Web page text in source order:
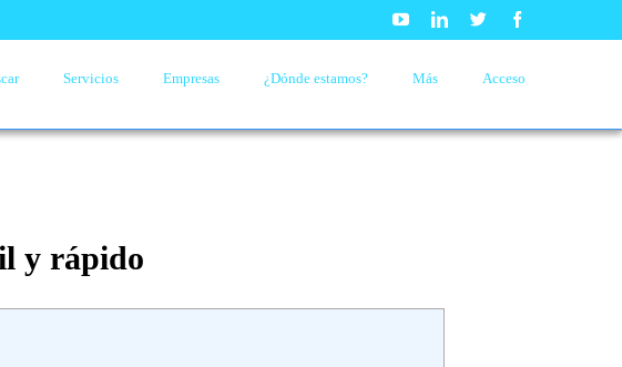
YoutubeLinkedinTwitter
Servicios Empresas ¿Dónde estamos? Más Acceso
y rápido